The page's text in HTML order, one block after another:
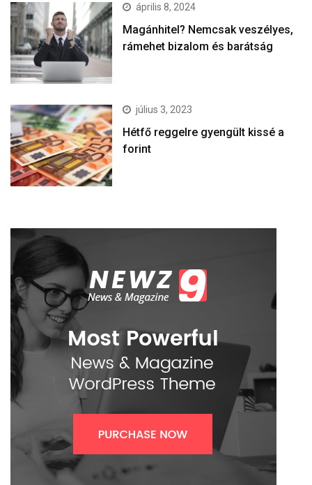
április 8, 2024
Magánhitel? Nemcsak veszélyes,
rámehet bizalom és barátság
július 3, 2023
Hétfő reggelre gyengült kissé a
forint